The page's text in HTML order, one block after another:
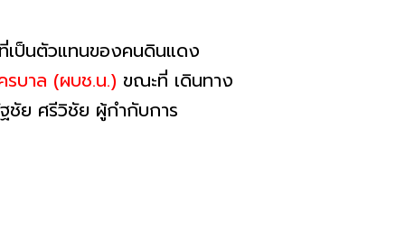
ป็นตัวแทนของคนดินแดง
บาล (ผบช.น.) ขณะที่ เดินทาง
ย ศรีวิชัย ผู้กำกับการ